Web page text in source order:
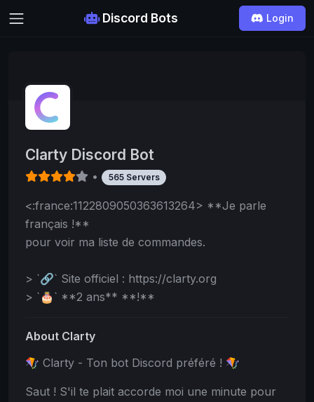
Discord Bots Login
Clarty Discord Bot
• 565 Servers
<:france:1122809050363613264> **Je parle
français !**
pour voir ma liste de commandes.
> `🔗` Site officiel : https://clarty.org
> `🎂` **2 ans** **!**
About Clarty
🪁 Clarty - Ton bot Discord préféré ! 🪁
Saut ! S'il te plait accorde moi une minute pour